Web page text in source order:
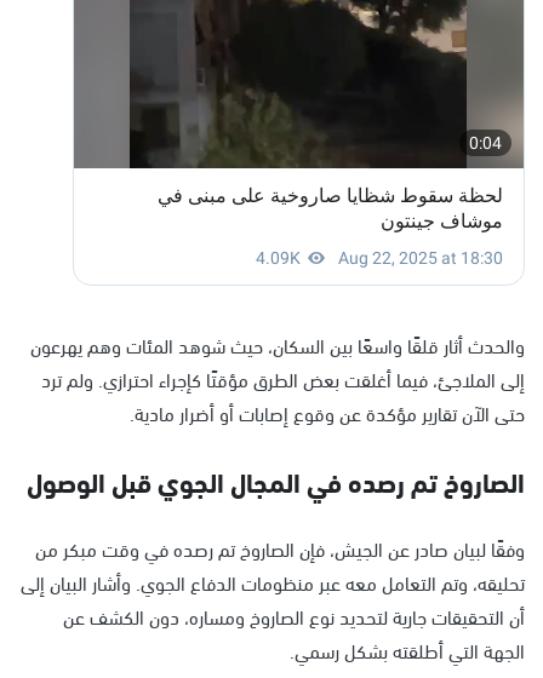
والحدث أثار قلقًا واسعًا بين السكان، حيث شوهد المئات وهم يهرعون
إلى الملاجئ، فيما أغلقت بعض الطرق مؤقتًا كإجراء احترازي. ولم ترد
حتى الآن تقارير مؤكدة عن وقوع إصابات أو أضرار مادية.
الصاروخ تم رصده في المجال الجوي قبل الوصول
وفقًا لبيان صادر عن الجيش، فإن الصاروخ تم رصده في وقت مبكر من
تحليقه، وتم التعامل معه عبر منظومات الدفاع الجوي. وأشار البيان إلى
أن التحقيقات جارية لتحديد نوع الصاروخ ومساره، دون الكشف عن
الجهة التي أطلقته بشكل رسمي.